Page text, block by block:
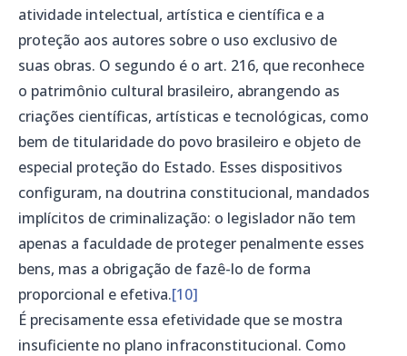
atividade intelectual, artística e científica e a
proteção aos autores sobre o uso exclusivo de
suas obras. O segundo é o art. 216, que reconhece
o patrimônio cultural brasileiro, abrangendo as
criações científicas, artísticas e tecnológicas, como
bem de titularidade do povo brasileiro e objeto de
especial proteção do Estado. Esses dispositivos
configuram, na doutrina constitucional, mandados
implícitos de criminalização: o legislador não tem
apenas a faculdade de proteger penalmente esses
bens, mas a obrigação de fazê-lo de forma
proporcional e efetiva.[10]
É precisamente essa efetividade que se mostra
insuficiente no plano infraconstitucional. Como